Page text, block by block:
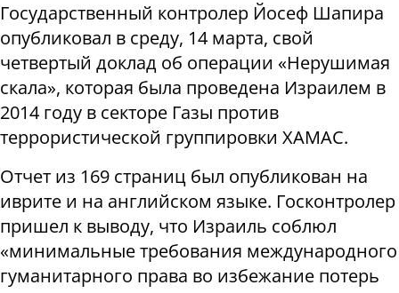
Государственный контролер Йосеф Шапира
опубликовал в среду, 14 марта, свой
четвертый доклад об операции «Нерушимая
скала», которая была проведена Израилем в
2014 году в секторе Газы против
террористической группировки ХАМАС.
Отчет из 169 страниц был опубликован на
иврите и на английском языке. Госконтролер
пришел к выводу, что Израиль соблюл
«минимальные требования международного
гуманитарного права во избежание потерь